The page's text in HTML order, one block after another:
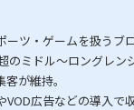
ツ・ゲームを扱うブ
のミドル〜ロングレン
が維持。
VOD広告などの導入で